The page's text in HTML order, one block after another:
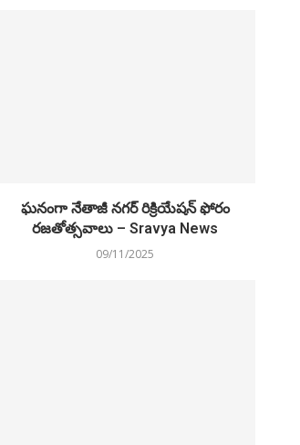
ఘనంగా నేతాజీ నగర్ రిక్రియేషన్ ఫోరం
రజతోత్సవాలు – Sravya News
09/11/2025